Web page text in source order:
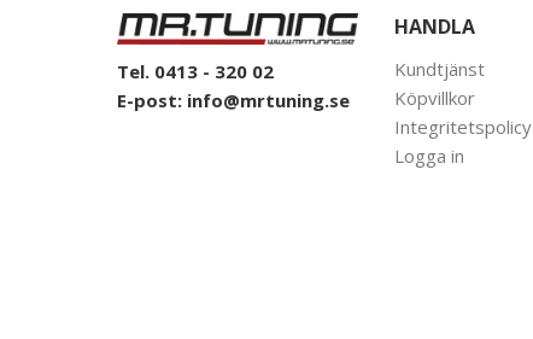
Tel. 0413 - 320 02
E-post: info@mrtuning.se
HANDLA
Kundtjänst
Köpvillkor
Integritetspolicy
Logga in